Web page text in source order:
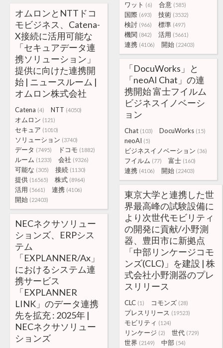
ワット (6) 合意 (585)
国際 (693) 技術 (3532)
検討 (966) 標準 (497)
機関 (842) 活用 (5661)
連携 (4106) 開始 (22403)
オムロンとNTTドコ
モビジネス、Catena-
X接続に活用可能な
「セキュアデータ連
携ソリューション」
提供に向けた連携開
始 | ニュースルーム |
オムロン株式会社
Catena (4) NTT (4050)
オムロン (121)
セキュア (1010)
ソリューション (3740)
データ (7495) ドコモ (1882)
ルーム (1233) 会社 (9326)
可能な (305) 接続 (1130)
提供 (16565) 株式 (8964)
活用 (5661) 連携 (4106)
開始 (22403)
「DocuWorks」と
「neoAI Chat」の連
携開始 富士フイルム
ビジネスイノベーシ
ョン
Chat (103) DocuWorks (15)
neoAI (5)
ビジネスイノベーション (36)
フイルム (77) 富士 (160)
連携 (4106) 開始 (22403)
東京大学と連携した世
界最高峰の試験設備に
より次世代モビリティ
の開発に貢献/小野測
器、豊田市に新拠点
「中部リンケージコモ
ンズ(CLC)」を建設 | 株
式会社小野測器のプレ
スリリース
CLC (1) コモンズ (28)
プレスリリース (19523)
モビリティ (124)
リンケージ (2) 世代 (729)
世界 (2149) 中部 (54)
NECネクサソリュー
ションズ、ERPシス
テム
「EXPLANNER/Ax」
におけるシステム連
携サービス
「EXPLANNER
LINK」のデータ連携
先を拡充 : 2025年 |
NECネクサソリュー
ションズ